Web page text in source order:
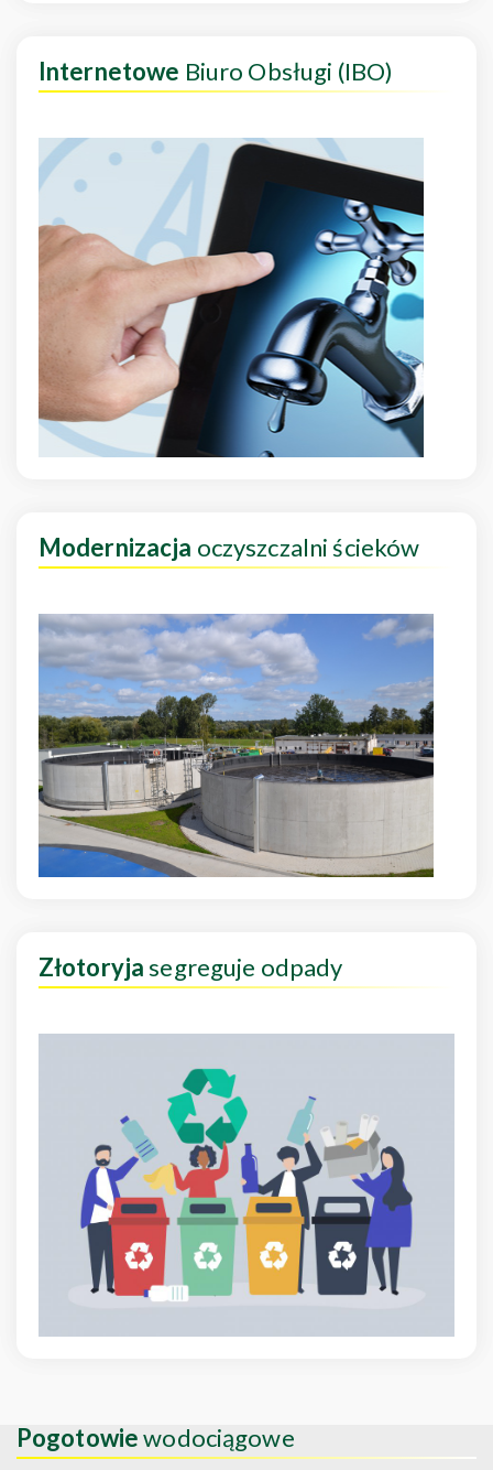
Internetowe Biuro Obsługi (IBO)
Modernizacja oczyszczalni ścieków
Złotoryjasegreguje odpady
Pogotowiewodociągowe